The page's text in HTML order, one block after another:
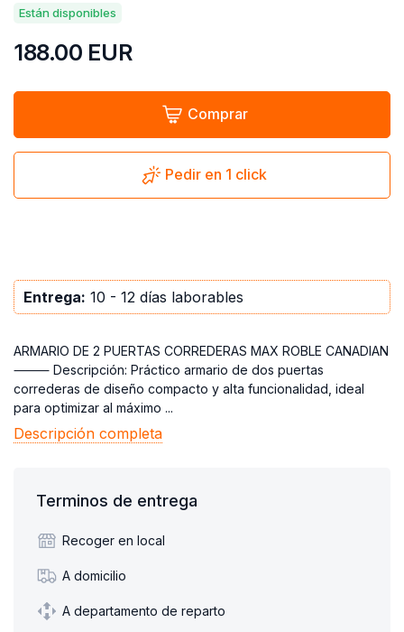
Están disponibles
188.00 EUR
Comprar
Pedir en 1 click
Entrega: 10 - 12 días laborables
ARMARIO DE 2 PUERTAS CORREDERAS MAX ROBLE CANADIAN
⸻ Descripción: Práctico armario de dos puertas
correderas de diseño compacto y alta funcionalidad, ideal
para optimizar al máximo ...
Descripción completa
Terminos de entrega
Recoger en local
A domicilio
A departamento de reparto